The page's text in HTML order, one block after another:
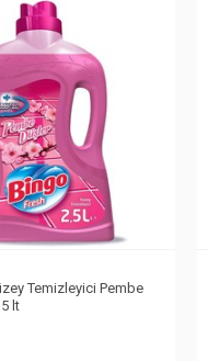
Temizleyici Pembe
lt